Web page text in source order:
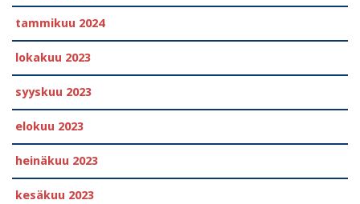
tammikuu 2024
lokakuu 2023
syyskuu 2023
elokuu 2023
heinäkuu 2023
kesäkuu 2023